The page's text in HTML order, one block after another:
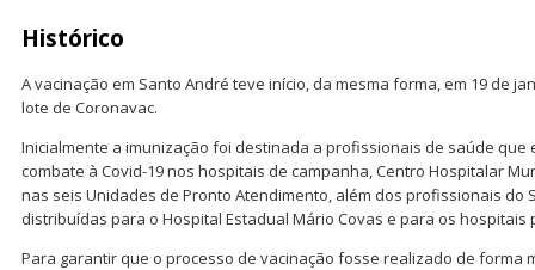
Histórico
A vacinação em Santo André teve início, da mesma forma, em 19 de
lote de Coronavac.
Inicialmente a imunização foi destinada a profissionais de saúde
combate à Covid-19 nos hospitais de campanha, Centro Hospitalar
nas seis Unidades de Pronto Atendimento, além dos profissionais do
distribuídas para o Hospital Estadual Mário Covas e para os hospitais
Para garantir que o processo de vacinação fosse realizado de forma